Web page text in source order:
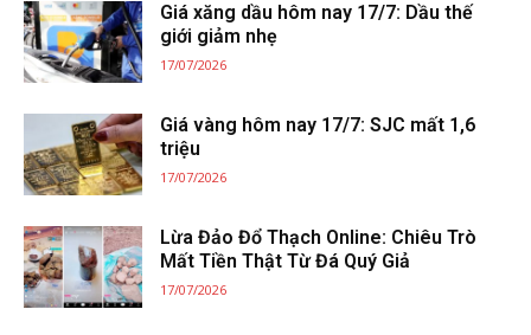
Giá xăng dầu hôm nay 17/7: Dầu thế
giới giảm nhẹ
17/07/2026
Giá vàng hôm nay 17/7: SJC mất 1,6
triệu
17/07/2026
Lừa Đảo Đổ Thạch Online: Chiêu Trò
Mất Tiền Thật Từ Đá Quý Giả
17/07/2026